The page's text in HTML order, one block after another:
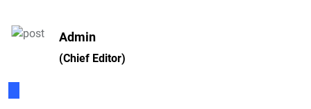
Admin
(Chief Editor)